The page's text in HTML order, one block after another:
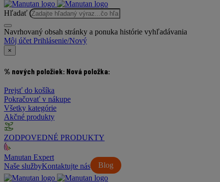
Hľadať
Navrhovaný obsah stránky a ponuka histórie vyhľadávania
Môj účet Prihlásenie/Nový
×
% nových položiek: Nová položka:
Prejsť do košíka
Pokračovať v nákupe
Všetky kategórie
Akčné produkty
ZODPOVEDNÉ PRODUKTY
Manutan Expert
Naše služby
Blog
Kontaktujte nás